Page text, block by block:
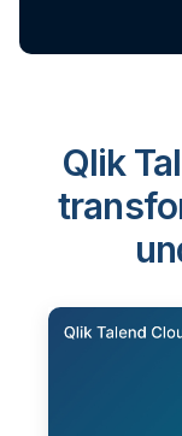
Qlik